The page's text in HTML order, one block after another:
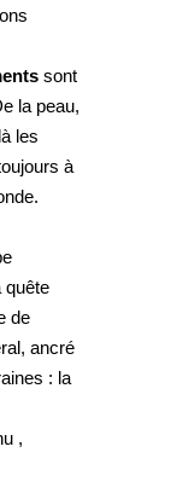
sont
la peau,
les
à
quête
de
ancré
: la
,